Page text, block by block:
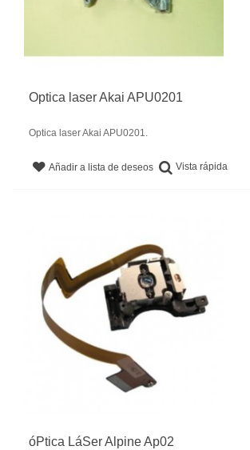
Optica laser Akai APU0201
Optica laser Akai APU0201.
Añadir a lista de deseos Vista rápida
óPtica LáSer Alpine Ap02